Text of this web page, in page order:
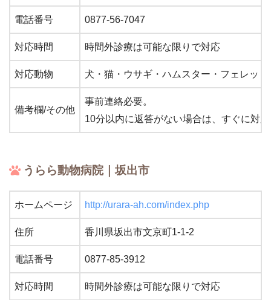
電話番号 0877-56-7047
対応時間 時間外診療は可能な限りで対応
対応動物 犬・猫・ウサギ・ハムスター・フェレッ
備考欄/その他
事前連絡必要。
10分以内に返答がない場合は、すぐに対
うらら動物病院｜坂出市
ホームページ http://urara-ah.com/index.php
住所 香川県坂出市文京町1-1-2
電話番号 0877-85-3912
対応時間 時間外診療は可能な限りで対応